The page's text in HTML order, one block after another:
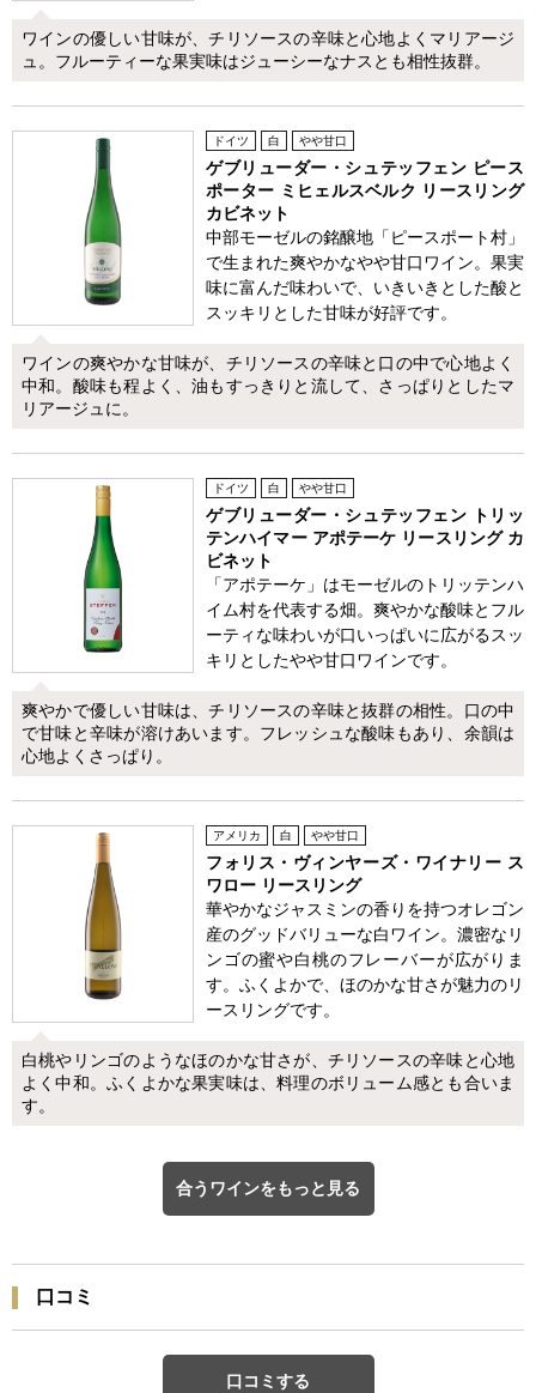
ワインの優しい甘味が、チリソースの辛味と心地よくマリアージ
ュ。フルーティーな果実味はジューシーなナスとも相性抜群。
ドイツ 白 やや甘口
ゲブリューダー・シュテッフェン ピース
ポーター ミヒェルスベルク リースリング
カビネット
中部モーゼルの銘醸地「ピースポート村」
で生まれた爽やかなやや甘口ワイン。果実
味に富んだ味わいで、いきいきとした酸と
スッキリとした甘味が好評です。
ワインの爽やかな甘味が、チリソースの辛味と口の中で心地よく
中和。酸味も程よく、油もすっきりと流して、さっぱりとしたマ
リアージュに。
ドイツ 白 やや甘口
ゲブリューダー・シュテッフェン トリッ
テンハイマー アポテーケ リースリング カ
ビネット
「アポテーケ」はモーゼルのトリッテンハ
イム村を代表する畑。爽やかな酸味とフル
ーティな味わいが口いっぱいに広がるスッ
キリとしたやや甘口ワインです。
爽やかで優しい甘味は、チリソースの辛味と抜群の相性。口の中
で甘味と辛味が溶けあいます。フレッシュな酸味もあり、余韻は
心地よくさっぱり。
アメリカ 白 やや甘口
フォリス・ヴィンヤーズ・ワイナリー ス
ワロー リースリング
華やかなジャスミンの香りを持つオレゴン
産のグッドバリューな白ワイン。濃密なリ
ンゴの蜜や白桃のフレーバーが広がりま
す。ふくよかで、ほのかな甘さが魅力のリ
ースリングです。
白桃やリンゴのようなほのかな甘さが、チリソースの辛味と心地
よく中和。ふくよかな果実味は、料理のボリューム感とも合いま
す。
合うワインをもっと見る
口コミ
口コミする